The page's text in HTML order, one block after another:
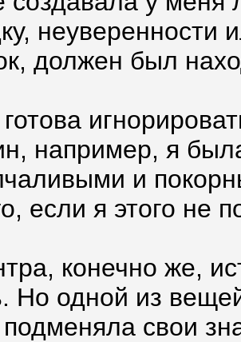
должен был
например, я
и
если я этого не
конечно же,
Но одной из
подменяла свои